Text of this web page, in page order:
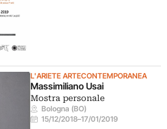
L'ARIETE ARTECONTEMPORANEA
Massimiliano Usai
Mostra personale
Bologna (BO)
15/12/2018–17/01/2019